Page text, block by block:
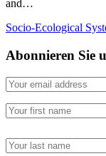
and…
Socio-Ecological
Abonnieren Sie